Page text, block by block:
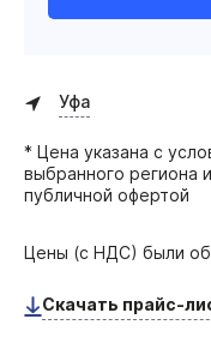
Уфа
* Цена указана с
выбранного региона
публичной офертой
Цены (с НДС) были
Скачать прайс-